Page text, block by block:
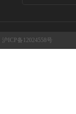
沪ICP备12024558号